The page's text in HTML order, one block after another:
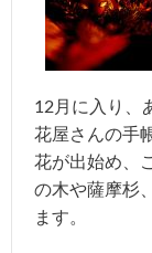
12月に入り、
花屋さんの手
花が出始め、
の木や薩摩杉
ます。